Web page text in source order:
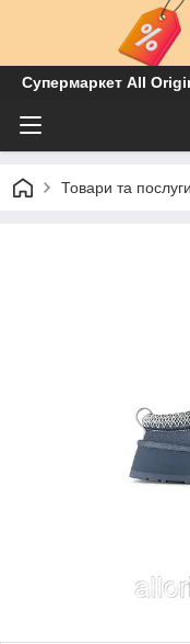
Супермаркет All
Товари та послуги